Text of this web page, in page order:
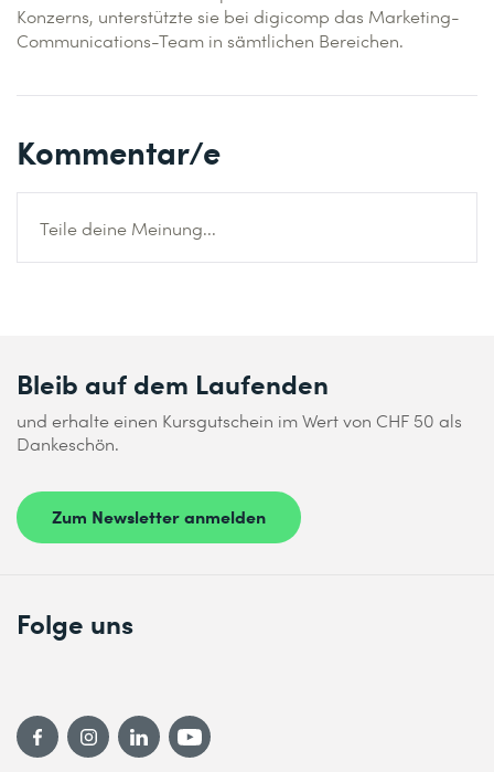
Konzerns, unterstützte sie bei digicomp das Marketing-
Communications-Team in sämtlichen Bereichen.
Kommentar/e
Teile deine Meinung...
Bleib auf dem Laufenden
und erhalte einen Kursgutschein im Wert von CHF 50 als
Dankeschön.
Zum Newsletter anmelden
Folge uns